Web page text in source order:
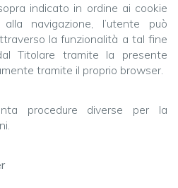
indicato in ordine ai cookie
navigazione, l’utente può
la funzionalità a tal fine
Titolare tramite la presente
tramite il proprio browser.
procedure diverse per la